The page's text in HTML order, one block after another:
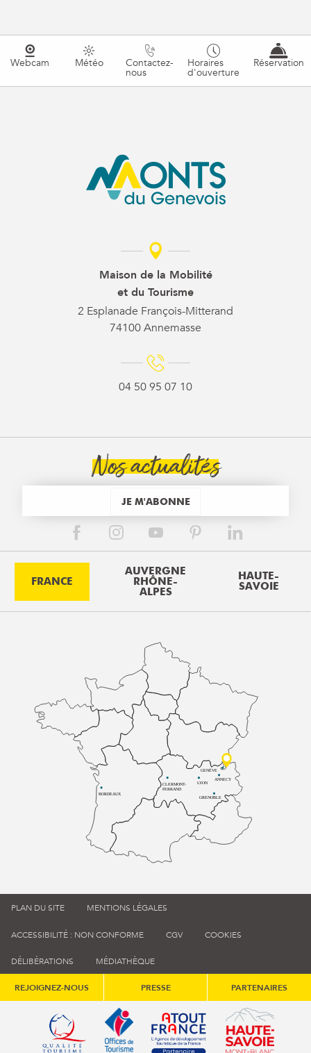
Webcam Météo Contactez-
nous
Horaires
d'ouverture
Réservation
Maison de la Mobilité
et du Tourisme
2 Esplanade François-Mitterand
74100 Annemasse
04 50 95 07 10
Nos actualités
JE M'ABONNE
FRANCE
AUVERGNE
RHÔNE-
ALPES
HAUTE-
SAVOIE
BORDEAUX
CLERMONT-
FERRAND
LYON
ANNECY
GRENOBLE
GENÈVE
PLAN DU SITE MENTIONS LÉGALES
ACCESSIBILITÉ : NON CONFORME CGV COOKIES
DÉLIBÉRATIONS MÉDIATHÈQUE
REJOIGNEZ-NOUS PRESSE PARTENAIRES
Qualité tourisme (s'ouvre dans une nouvelle fenêtre)
Office de tourisme de France (s'ouvre
Atout France (s'ouvre dans